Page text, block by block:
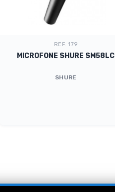
REF. 179
MICROFONE SHURE SM58LC
SHURE